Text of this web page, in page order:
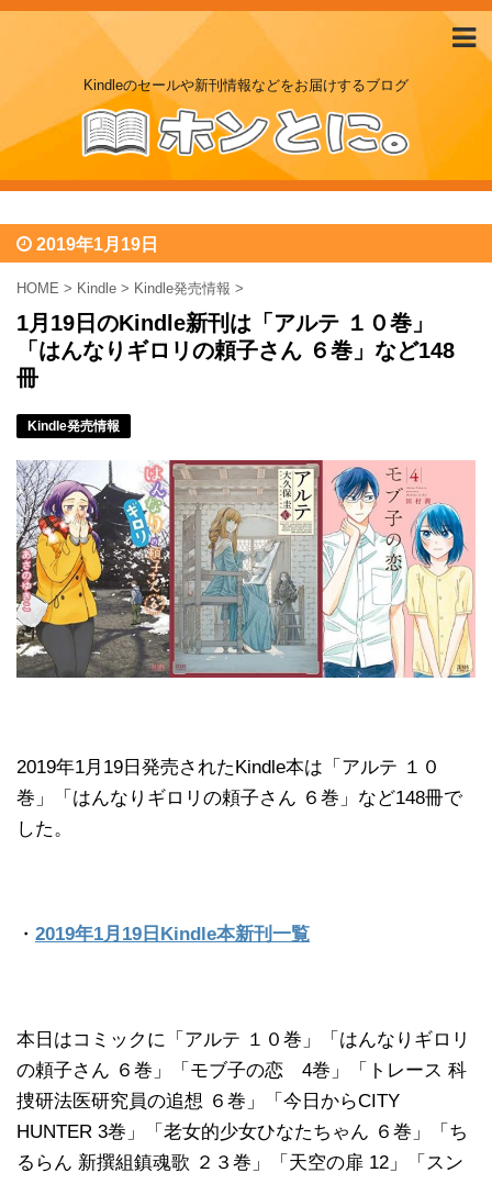
Kindleのセールや新刊情報などをお届けするブログ
2019年1月19日
HOME > Kindle > Kindle発売情報 >
1月19日のKindle新刊は「アルテ １０巻」
「はんなりギロリの頼子さん ６巻」など148
冊
Kindle発売情報
2019年1月19日発売されたKindle本は「アルテ １０
巻」「はんなりギロリの頼子さん ６巻」など148冊で
した。
・ 2019年1月19日Kindle本新刊一覧
本日はコミックに「アルテ １０巻」「はんなりギロリ
の頼子さん ６巻」「モブ子の恋 4巻」「トレース 科
捜研法医研究員の追想 ６巻」「今日からCITY
HUNTER 3巻」「老女的少女ひなたちゃん ６巻」「ち
るらん 新撰組鎮魂歌 ２３巻」「天空の扉 12」「スン